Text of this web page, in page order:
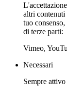
altri
tuo
di terze parti:
Vimeo,
Necessari
Sempre attivo